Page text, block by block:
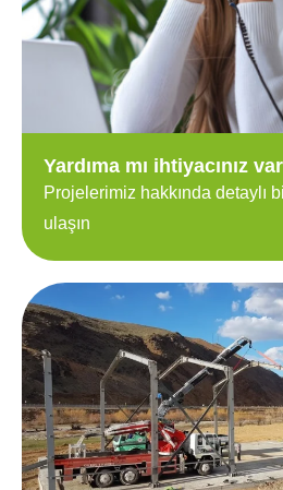
Yardıma mı ihtiyacınız
Projelerimiz hakkında detaylı
ulaşın